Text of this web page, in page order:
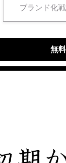
ブランド化
無